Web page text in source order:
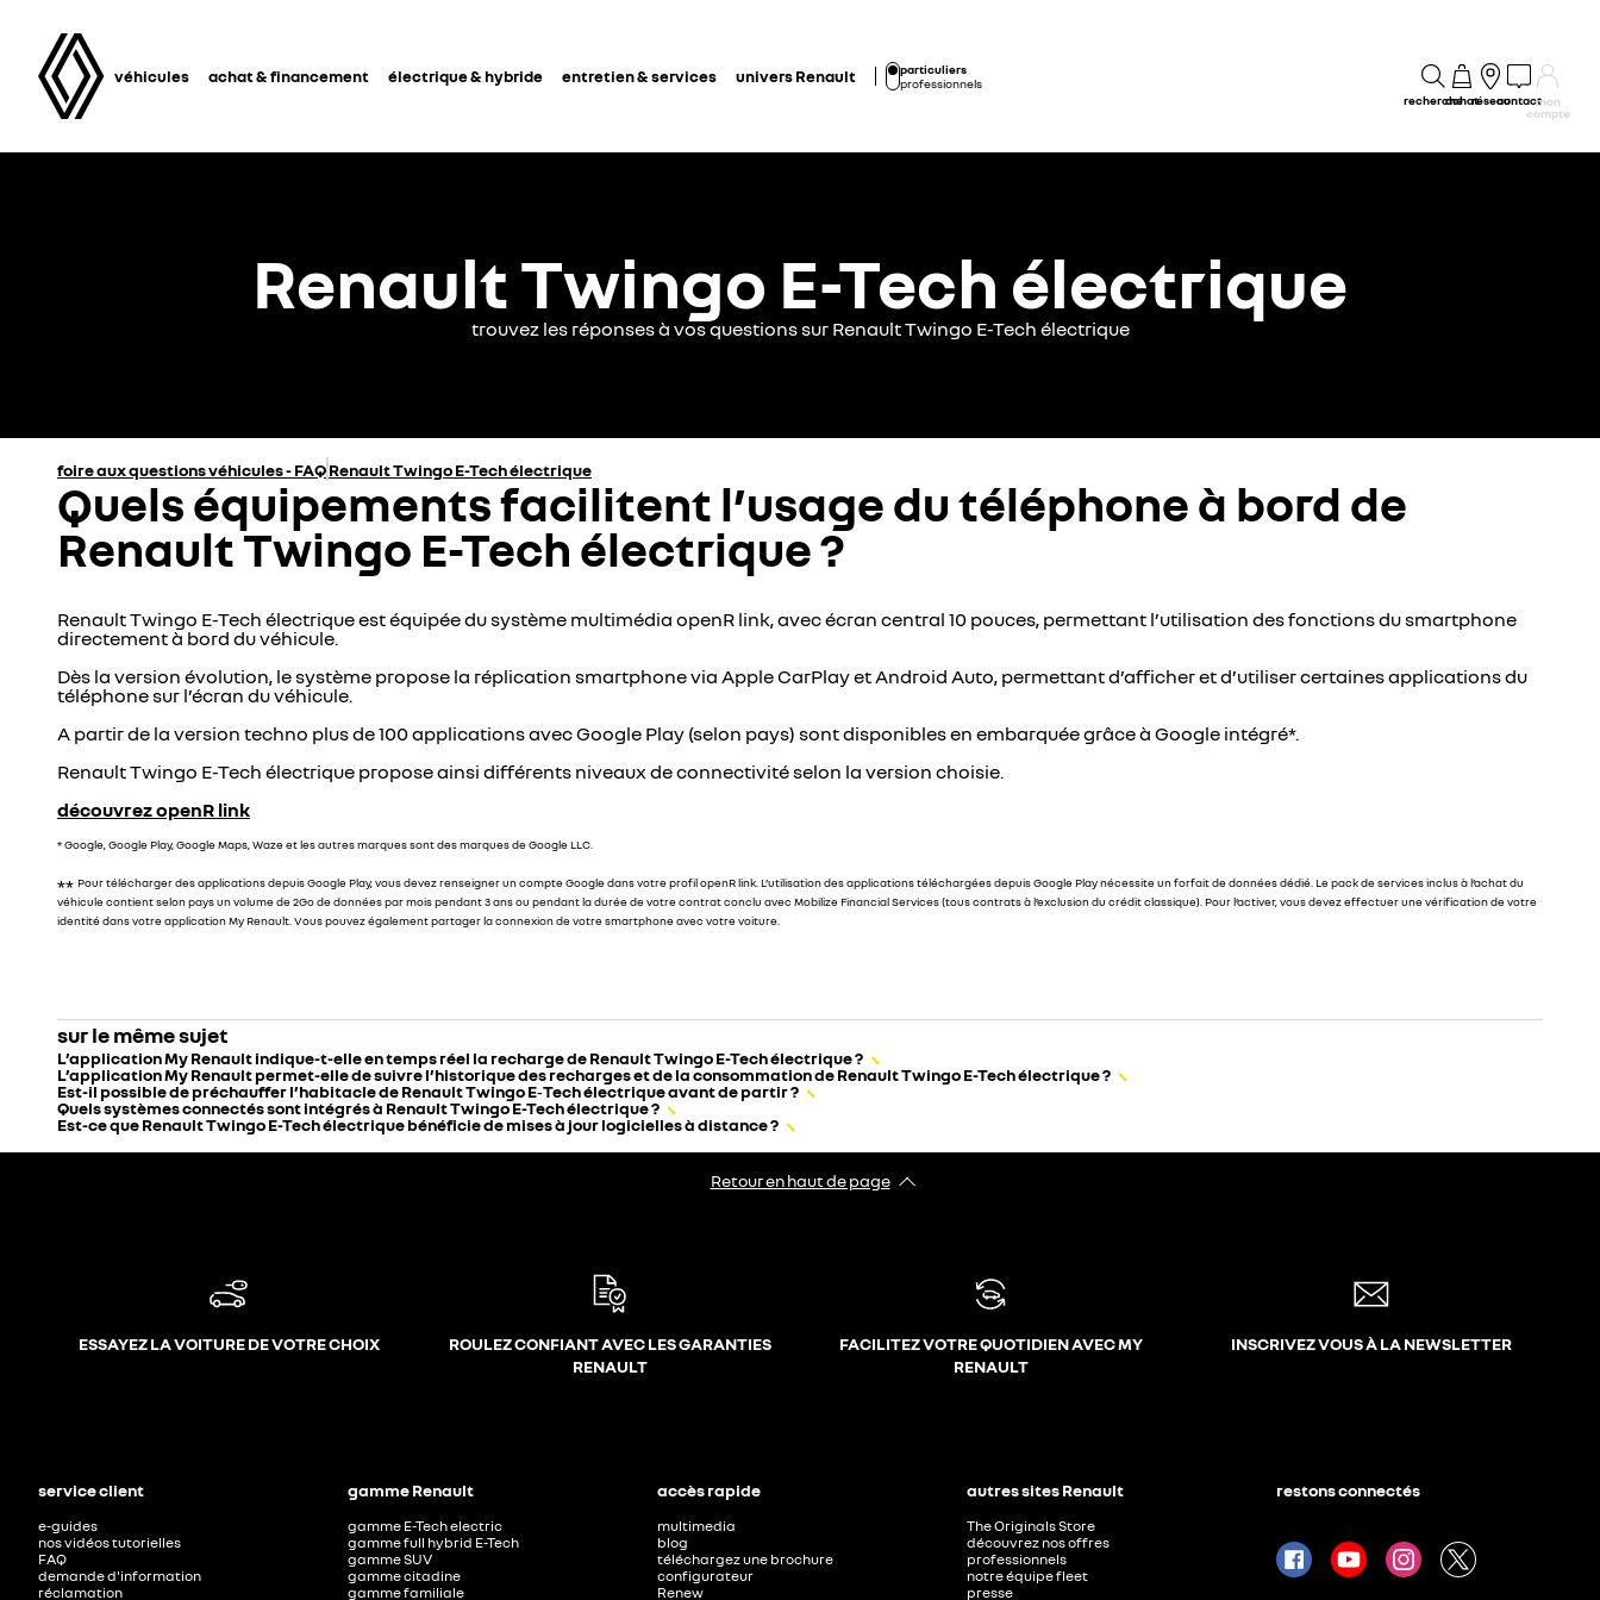
véhicules achat & financement électrique & hybride entretien & services univers Renault
particuliers
professionnels
rechercheachatréseaucontactmon
compte
Renault Twingo E-Tech électrique
trouvez les réponses à vos questions sur Renault Twingo E-Tech électrique
foire aux questions véhicules - FAQRenault Twingo E-Tech électrique
Quels équipements facilitent l’usage du téléphone à bord de
Renault Twingo E-Tech électrique ?
Renault Twingo E-Tech électrique est équipée du système multimédia openR link, avec écran central 10 pouces, permettant l’utilisation des fonctions du smartphone
directement à bord du véhicule.
Dès la version évolution, le système propose la réplication smartphone via Apple CarPlay et Android Auto, permettant d’afficher et d’utiliser certaines applications du
téléphone sur l’écran du véhicule.
A partir de la version techno plus de 100 applications avec Google Play (selon pays) sont disponibles en embarquée grâce à Google intégré*.
Renault Twingo E-Tech électrique propose ainsi différents niveaux de connectivité selon la version choisie.
découvrez openR link
* Google, Google Play, Google Maps, Waze et les autres marques sont des marques de Google LLC.
** Pour télécharger des applications depuis Google Play, vous devez renseigner un compte Google dans votre profil openR link. L’utilisation des applications téléchargées depuis Google Play nécessite un forfait de données dédié. Le pack de services inclus à l’achat du
véhicule contient selon pays un volume de 2Go de données par mois pendant 3 ans ou pendant la durée de votre contrat conclu avec Mobilize Financial Services (tous contrats à l’exclusion du crédit classique). Pour l’activer, vous devez effectuer une vérification de votre
identité dans votre application My Renault. Vous pouvez également partager la connexion de votre smartphone avec votre voiture.
sur le même sujet
L’application My Renault indique-t-elle en temps réel la recharge de Renault Twingo E-Tech électrique ?
L’application My Renault permet-elle de suivre l’historique des recharges et de la consommation de Renault Twingo E-Tech électrique ?
Est-il possible de préchauffer l’habitacle de Renault Twingo E‑Tech électrique avant de partir ?
Quels systèmes connectés sont intégrés à Renault Twingo E-Tech électrique ?
Est-ce que Renault Twingo E-Tech électrique bénéficie de mises à jour logicielles à distance ?
Retour en haut de page
ESSAYEZ LA VOITURE DE VOTRE CHOIX
ROULEZ CONFIANT AVEC LES GARANTIES
RENAULT
FACILITEZ VOTRE QUOTIDIEN AVEC MY
RENAULT
INSCRIVEZ VOUS À LA NEWSLETTER
service client
e-guides
nos vidéos tutorielles
FAQ
demande d'information
réclamation
gamme Renault
gamme E-Tech electric
gamme full hybrid E-Tech
gamme SUV
gamme citadine
gamme familiale
accès rapide
multimedia
blog
téléchargez une brochure
configurateur
Renew
autres sites Renault
The Originals Store
découvrez nos offres
professionnels
notre équipe fleet
presse
restons connectés